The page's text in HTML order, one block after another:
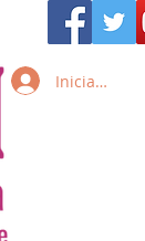
Iniciar sesión